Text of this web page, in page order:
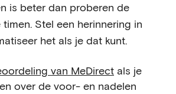
is beter dan proberen de
timen. Stel een herinnering in
het als je dat kunt.
van MeDirect als je
over de voor- en nadelen